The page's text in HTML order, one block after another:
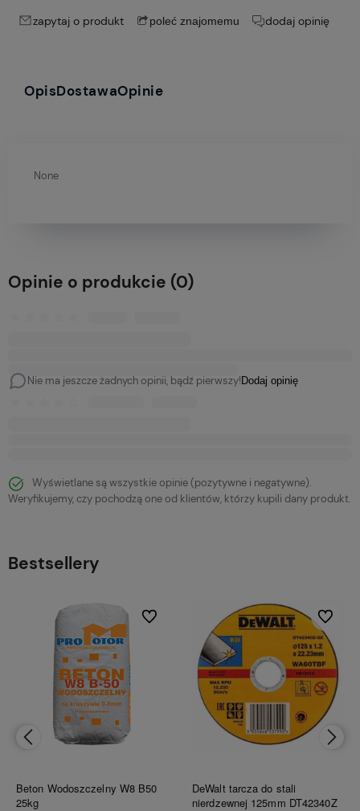
zapytaj o produkt poleć znajomemu dodaj opinię
OpisDostawaOpinie
None
Opinie o produkcie (0)
Nie ma jeszcze żadnych opinii, bądź pierwszy! Dodaj opinię
Wyświetlane są wszystkie opinie (pozytywne i negatywne).
Weryfikujemy, czy pochodzą one od klientów, którzy kupili dany produkt.
Bestsellery
Beton Wodoszczelny W8 B50
25kg
Do ulubionych
DeWalt tarcza do stali
nierdzewnej 125mm DT42340Z
Do